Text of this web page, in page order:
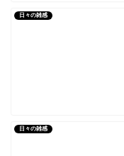
日々の雑感
日々の雑感